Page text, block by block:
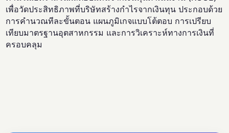
เพื่อวัดประสิทธิภาพที่บริษัทสร้างกำไรจากเงินทุน ประกอบด้วย
การคำนวณทีละขั้นตอน แผนภูมิเกจแบบโต้ตอบ การเปรียบ
เทียบมาตรฐานอุตสาหกรรม และการวิเคราะห์ทางการเงินที่
ครอบคลุม